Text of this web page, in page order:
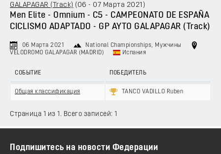
GALAPAGAR (Track) ( 06 - 07 Марта 2021 )
Men Elite - Omnium - C5 - CAMPEONATO DE ESPAÑA
CICLISMO ADAPTADO - GP AYTO GALAPAGAR (Track)
06 Марта 2021 National Championships, Мужчины
VELODROMO GALAPAGAR (MADRID)
Испания
СОБЫТИЕ ПОБЕДИТЕЛЬ
Общая классификация TANCO VADILLO Ruben
Страница 1 из 1. Всего записей: 1
Подпишитесь на новости Федерации